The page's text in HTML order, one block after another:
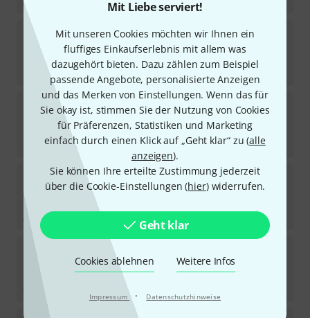
Mit Liebe serviert!
Mit unseren Cookies möchten wir Ihnen ein
fluffiges Einkaufserlebnis mit allem was
dazugehört bieten. Dazu zählen zum Beispiel
passende Angebote, personalisierte Anzeigen
und das Merken von Einstellungen. Wenn das für
Sie okay ist, stimmen Sie der Nutzung von Cookies
für Präferenzen, Statistiken und Marketing
einfach durch einen Klick auf „Geht klar“ zu (alle
anzeigen).
Sie können Ihre erteilte Zustimmung jederzeit
über die Cookie-Einstellungen (hier) widerrufen.
Geht klar
Cookies ablehnen Weitere Infos
Impressum · Datenschutzhinweise
Agner 5B Hickory Light
15
Sofort lieferbar
14,90 €
Agner5B UV Hickory Yellow
21
Lieferbar in mehreren Monaten
19,50€
Agner 7A Hickory Heavy
14
Sofort lieferbar
13,50€
5A Hickory Nylon Tip Medium
30
Sofort lieferbar